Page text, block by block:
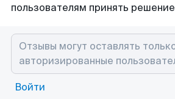
пользователям принять решение
Войти